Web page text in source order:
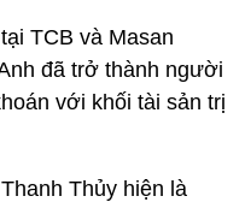
TCB và Masan
đã trở thành người
với khối tài sản trị
Thủy hiện là